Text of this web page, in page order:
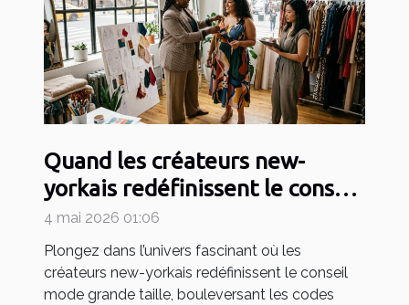
Quand les créateurs new-
yorkais redéfinissent le conseil
mode grande taille
4 mai 2026 01:06
Plongez dans l’univers fascinant où les
créateurs new-yorkais redéfinissent le conseil
mode grande taille, bouleversant les codes